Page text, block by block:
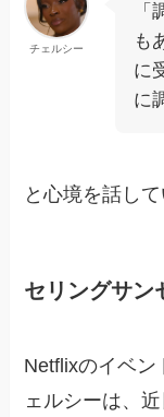
チェルシー
も
に
に
と心境を話して
セリングサン
Netflixのイベン
ェルシーは、